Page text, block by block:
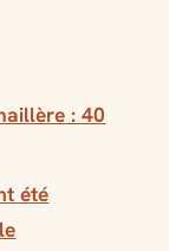
: 40
été